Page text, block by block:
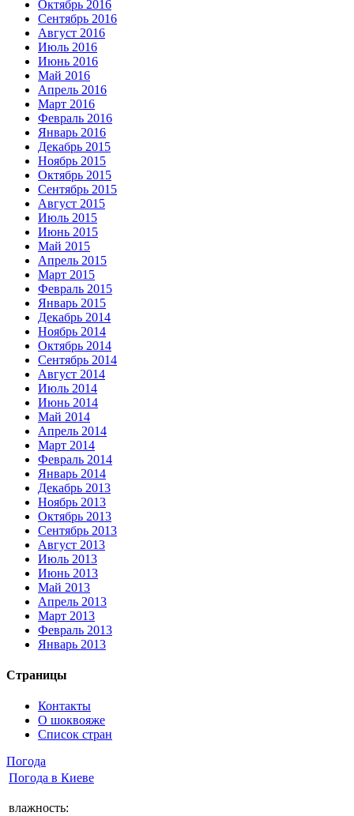
Октябрь 2016
Сентябрь 2016
Август 2016
Июль 2016
Июнь 2016
Май 2016
Апрель 2016
Март 2016
Февраль 2016
Январь 2016
Декабрь 2015
Ноябрь 2015
Октябрь 2015
Сентябрь 2015
Август 2015
Июль 2015
Июнь 2015
Май 2015
Апрель 2015
Март 2015
Февраль 2015
Январь 2015
Декабрь 2014
Ноябрь 2014
Октябрь 2014
Сентябрь 2014
Август 2014
Июль 2014
Июнь 2014
Май 2014
Апрель 2014
Март 2014
Февраль 2014
Январь 2014
Декабрь 2013
Ноябрь 2013
Октябрь 2013
Сентябрь 2013
Август 2013
Июль 2013
Июнь 2013
Май 2013
Апрель 2013
Март 2013
Февраль 2013
Январь 2013
Страницы
Контакты
О шоквояже
Список стран
Погода
Погода в Киеве
влажность: